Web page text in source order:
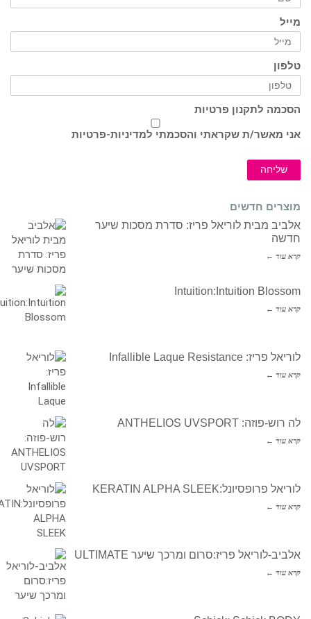
מייל
טלפון
הסכמה לתקנון פרטיות
אני מאשר/ת שקראתי והסכמתי למדיניות-פרטיות
שליחה
מוצרים חדשים
אלביב מבית לוריאל פריז: סדרת מסכות שיער
חדשה
קרא עוד ←
Intuition:Intuition Blossom
קרא עוד ←
לוריאל פריז: Infallible Laque Resistance
קרא עוד ←
לה רוש-פוזה: ANTHELIOS UVSPORT
קרא עוד ←
לוריאל פרופסיונל:KERATIN ALPHA SLEEK
קרא עוד ←
אלביב-לוריאל פריז:סרום ומרכך שיער ULTIMATE
קרא עוד ←